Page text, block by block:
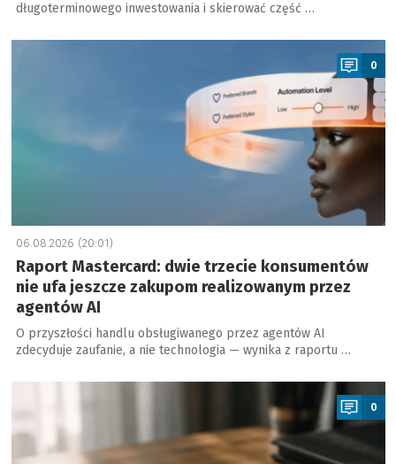
długoterminowego inwestowania i skierować część …
a
0
06.08.2026 (20:01)
Raport Mastercard: dwie trzecie konsumentów
nie ufa jeszcze zakupom realizowanym przez
agentów AI
O przyszłości handlu obsługiwanego przez agentów AI
zdecyduje zaufanie, a nie technologia — wynika z raportu …
a
0